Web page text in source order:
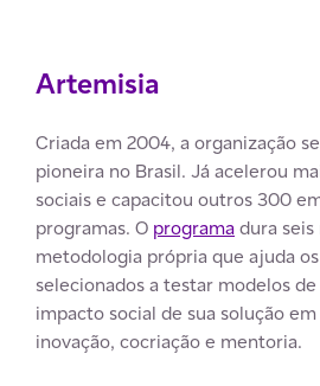
Artemisia
Criada em 2004, a organização
pioneira no Brasil. Já acelerou
sociais e capacitou outros 300
programas. O programadura
metodologia própria que ajuda
selecionados a testar modelos
impacto social de sua solução
inovação, cocriação e mentoria.